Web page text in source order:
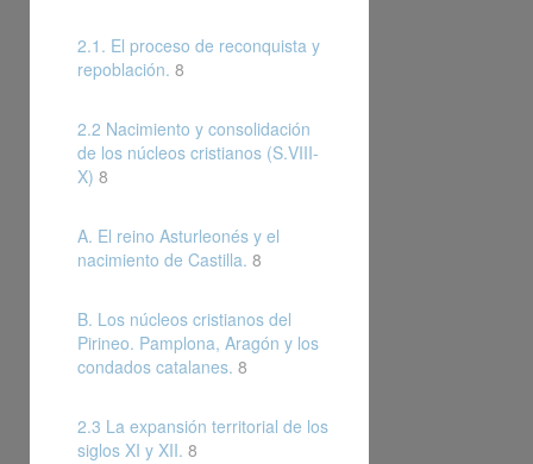
2.1. El proceso de reconquista y
repoblación. 8
2.2 Nacimiento y consolidación
de los núcleos cristianos (S.VIII-
X) 8
A. El reino Asturleonés y el
nacimiento de Castilla. 8
B. Los núcleos cristianos del
Pirineo. Pamplona, Aragón y los
condados catalanes. 8
2.3 La expansión territorial de los
siglos XI y XII. 8